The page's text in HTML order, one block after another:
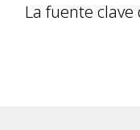
La fuente